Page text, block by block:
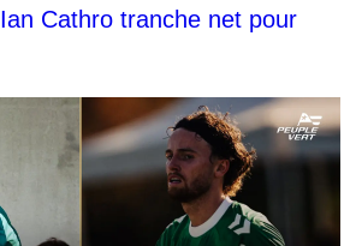
Cathro tranche net pour